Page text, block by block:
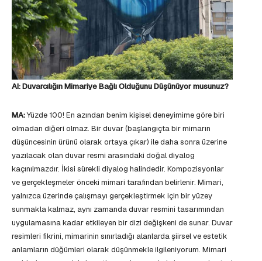
AI: Duvarcılığın Mimariye Bağlı Olduğunu Düşünüyor musunuz?
MA:Yüzde 100! En azından benim kişisel deneyimime göre biri
olmadan diğeri olmaz. Bir duvar (başlangıçta bir mimarın
düşüncesinin ürünü olarak ortaya çıkar) ile daha sonra üzerine
yazılacak olan duvar resmi arasındaki doğal diyalog
kaçınılmazdır. İkisi sürekli diyalog halindedir. Kompozisyonlar
ve gerçekleşmeler önceki mimari tarafından belirlenir. Mimari,
yalnızca üzerinde çalışmayı gerçekleştirmek için bir yüzey
sunmakla kalmaz, aynı zamanda duvar resmini tasarımından
uygulamasına kadar etkileyen bir dizi değişkeni de sunar. Duvar
resimleri fikrini, mimarinin sınırladığı alanlarda şiirsel ve estetik
anlamların düğümleri olarak düşünmekle ilgileniyorum. Mimari